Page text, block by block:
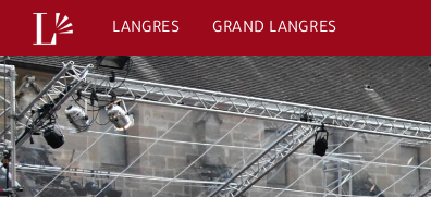
Passer
contenu
LANGRES GRAND LANGRES